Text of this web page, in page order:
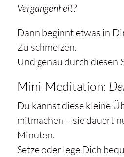
Vergangenheit?
Dann beginnt etwas in
Zu schmelzen.
Und genau durch diesen
Mini-Meditation:
Du kannst diese kleine
mitmachen – sie dauert
Minuten.
Setze oder lege Dich